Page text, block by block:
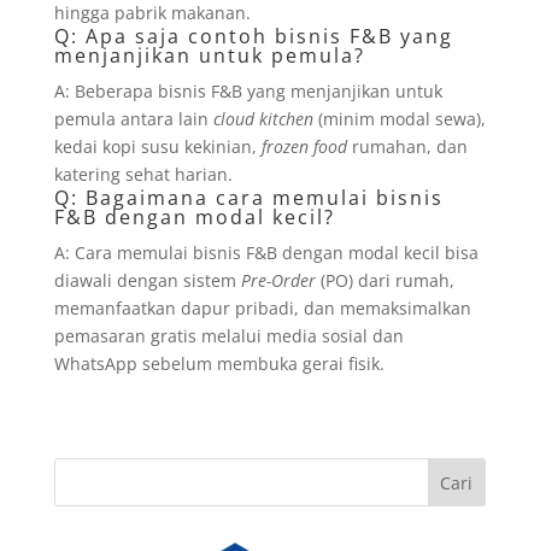
hingga pabrik makanan.
Q: Apa saja contoh bisnis F&B yang
menjanjikan untuk pemula?
A: Beberapa bisnis F&B yang menjanjikan untuk
pemula antara lain cloud kitchen(minim modal sewa),
kedai kopi susu kekinian, frozen foodrumahan, dan
katering sehat harian.
Q: Bagaimana cara memulai bisnis
F&B dengan modal kecil?
A: Cara memulai bisnis F&B dengan modal kecil bisa
diawali dengan sistem Pre-Order(PO) dari rumah,
memanfaatkan dapur pribadi, dan memaksimalkan
pemasaran gratis melalui media sosial dan
WhatsApp sebelum membuka gerai fisik.
Cari